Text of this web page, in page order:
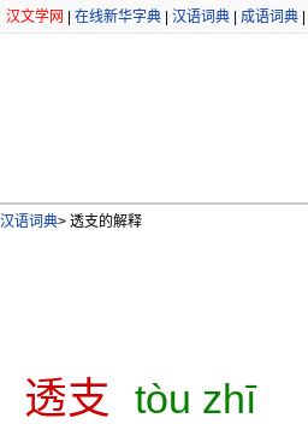
汉文学网 在线新华字典 汉语词典 成语词典
汉语词典> 透支的解释
透支 tòu zhī